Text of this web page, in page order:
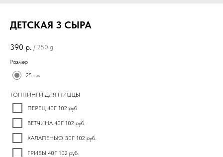
ДЕТСКАЯ 3 СЫРА
390 р. / 250 g
Размер
25 см
ТОППИНГИ ДЛЯ ПИЦЦЫ
ПЕРЕЦ 40Г 102 руб.
ВЕТЧИНА 40Г 102 руб.
ХАЛАПЕНЬЮ 30Г 102 руб.
ГРИБЫ 40Г 102 руб.